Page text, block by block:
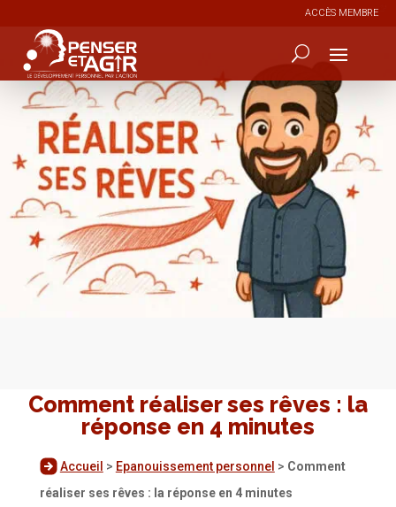
ACCÈS MEMBRE
Comment réaliser ses rêves : la
réponse en 4 minutes
Accueil > Epanouissement personnel > Comment
réaliser ses rêves : la réponse en 4 minutes